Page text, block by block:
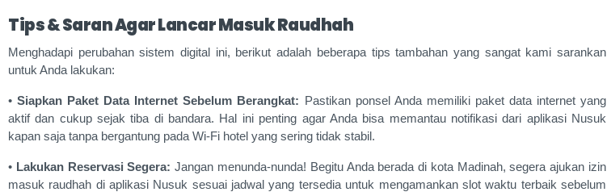
Tips & Saran Agar Lancar Masuk Raudhah
Menghadapi perubahan sistem digital ini, berikut adalah beberapa tips tambahan yang sangat kami sarankan
untuk Anda lakukan:
•Siapkan Paket Data Internet Sebelum Berangkat: Pastikan ponsel Anda memiliki paket data internet yang
aktif dan cukup sejak tiba di bandara. Hal ini penting agar Anda bisa memantau notifikasi dari aplikasi Nusuk
kapan saja tanpa bergantung pada Wi-Fi hotel yang sering tidak stabil.
• Lakukan Reservasi Segera: Jangan menunda-nunda! Begitu Anda berada di kota Madinah, segera ajukan izin
masuk raudhah di aplikasi Nusuk sesuai jadwal yang tersedia untuk mengamankan slot waktu terbaik sebelum